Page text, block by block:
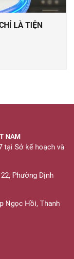
LÀ TIỆN
NAM
tại Sở kế hoạch và
Phường Định
Ngọc Hồi, Thanh